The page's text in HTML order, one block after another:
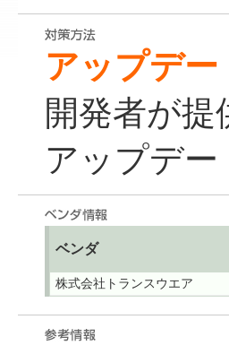
アップデー
開発者が
アップデ
ベンダ
株式会社トランスウエア